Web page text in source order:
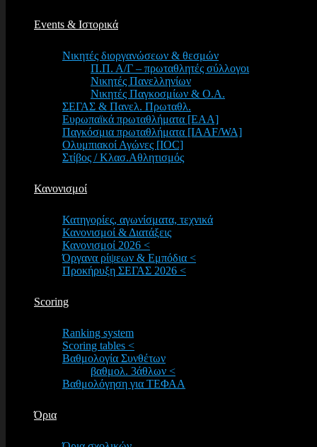
Events & Ιστορικά
Νικητές διοργανώσεων & θεσμών
Π.Π. Α/Γ – πρωταθλητές σύλλογοι
Νικητές Πανελληνίων
Νικητές Παγκοσμίων & Ο.Α.
ΣΕΓΑΣ & Πανελ. Πρωταθλ.
Ευρωπαϊκά πρωταθλήματα [EAA]
Παγκόσμια πρωταθλήματα [IAAF/WA]
Ολυμπιακοί Αγώνες [IOC]
Στίβος / Κλασ.Αθλητισμός
Κανονισμοί
Κατηγορίες, αγωνίσματα, τεχνικά
Κανονισμοί & Διατάξεις
Κανονισμοί 2026 <
Όργανα ρίψεων & Εμπόδια <
Προκήρυξη ΣΕΓΑΣ 2026 <
Scoring
Ranking system
Scoring tables <
Βαθμολογία Συνθέτων
βαθμολ. 3άθλων <
Βαθμολόγηση για ΤΕΦΑΑ
Όρια